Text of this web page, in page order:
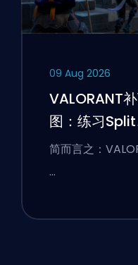
09 Aug 2026
VALORANT
图：练习
简而言之：
…